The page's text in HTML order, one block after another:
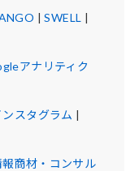
|SWELL |
アナリティク
ンスタグラム |
報商材・コンサル